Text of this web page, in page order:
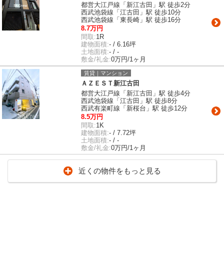
都営大江戸線「新江古田」駅 徒歩2分
西武池袋線「江古田」駅 徒歩10分
西武池袋線「東長崎」駅 徒歩16分
8.7万円
間取:1R
建物面積:- / 6.16坪
土地面積:- / -
敷金/礼金:0万円/1ヶ月
賃貸｜マンション
ＡＺＥＳＴ新江古田
都営大江戸線「新江古田」駅 徒歩4分
西武池袋線「江古田」駅 徒歩8分
西武有楽町線「新桜台」駅 徒歩12分
8.5万円
間取:1K
建物面積:- / 7.72坪
土地面積:- / -
敷金/礼金:0万円/1ヶ月
近くの物件をもっと見る